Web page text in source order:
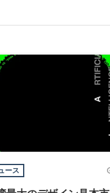
ース